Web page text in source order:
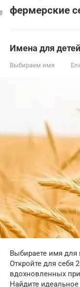
фермерские
Имена для
Выбираем имя
Выбираете имя
Откройте для себя
вдохновленных
Найдите